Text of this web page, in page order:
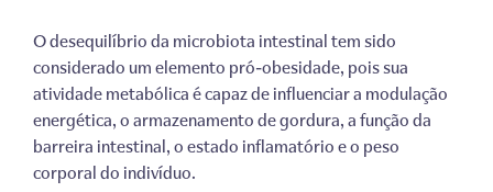
O desequilíbrio da microbiota intestinal tem sido
considerado um elemento pró-obesidade, pois sua
atividade metabólica é capaz de influenciar a modulação
energética, o armazenamento de gordura, a função da
barreira intestinal, o estado inflamatório e o peso
corporal do indivíduo.